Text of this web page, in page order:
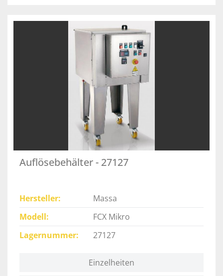
Auflösebehälter - 27127
Hersteller
Massa
Modell
FCX Mikro
Lagernummer
27127
Einzelheiten